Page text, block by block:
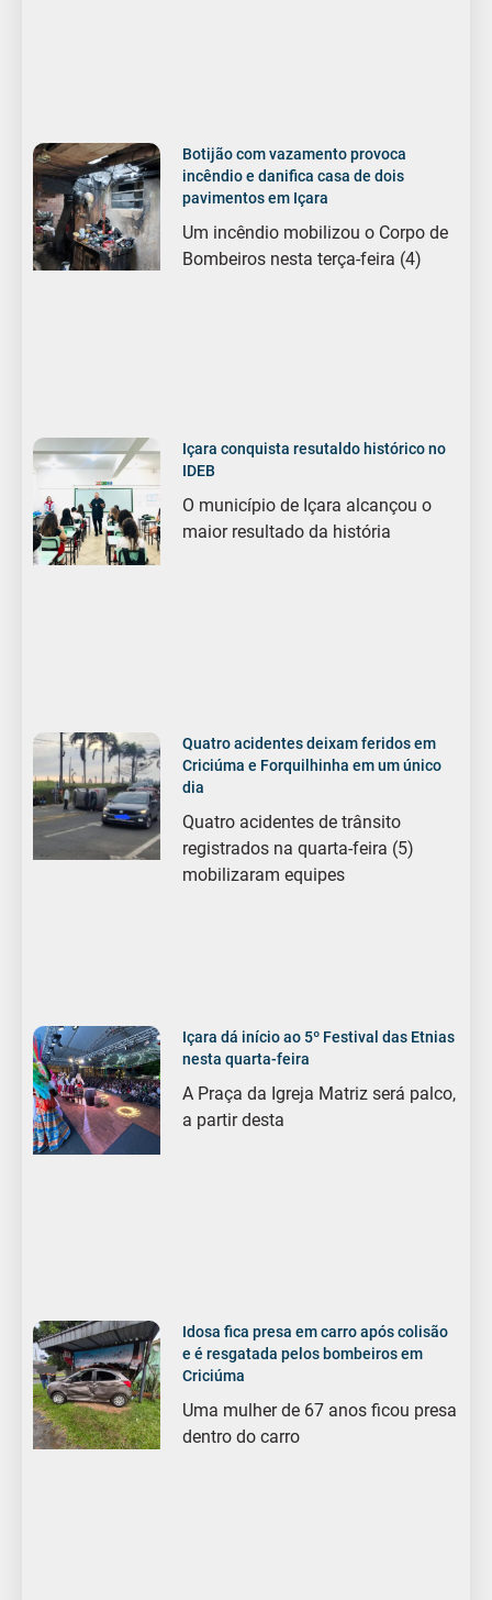
Botijão com vazamento provoca
incêndio e danifica casa de dois
pavimentos em Içara
Um incêndio mobilizou o Corpo de
Bombeiros nesta terça-feira (4)
Içara conquista resutaldo histórico no
IDEB
O município de Içara alcançou o
maior resultado da história
Quatro acidentes deixam feridos em
Criciúma e Forquilhinha em um único
dia
Quatro acidentes de trânsito
registrados na quarta-feira (5)
mobilizaram equipes
Içara dá início ao 5º Festival das Etnias
nesta quarta-feira
A Praça da Igreja Matriz será palco,
a partir desta
Idosa fica presa em carro após colisão
e é resgatada pelos bombeiros em
Criciúma
Uma mulher de 67 anos ficou presa
dentro do carro